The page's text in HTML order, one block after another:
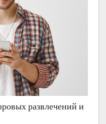
развлечений и